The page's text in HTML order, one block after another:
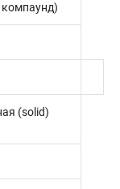
компаунд)
(solid)